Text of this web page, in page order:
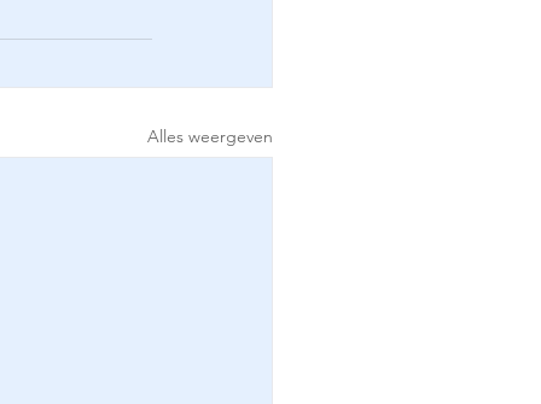
Alles weergeven